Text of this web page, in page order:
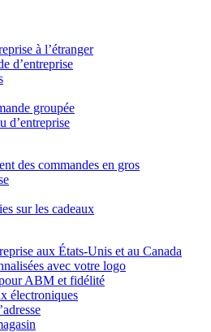
à l’étranger
d’entreprise
groupée
d’entreprise
des commandes en gros
sur les cadeaux
aux États-Unis et au Canada
avec votre logo
ABM et fidélité
électroniques